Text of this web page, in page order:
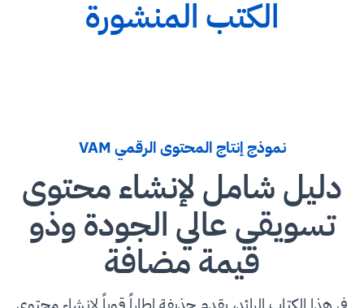
الكتب المنشورة
نموذج إنتاج المحتوى الرقمي VAM
دليل شامل لإنشاء محتوى
تسويقي عالي الجودة وذو
قيمة مضافة